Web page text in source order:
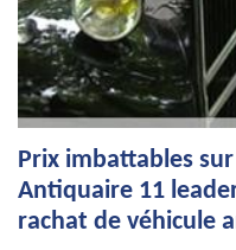
Prix imbattables
Antiquaire 11
rachat de véhicule